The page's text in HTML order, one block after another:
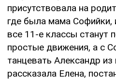
присутствовала на
где была мама Софийки,
все 11-е классы станут
простые движения, а с
танцевать Александр из
рассказала Елена,